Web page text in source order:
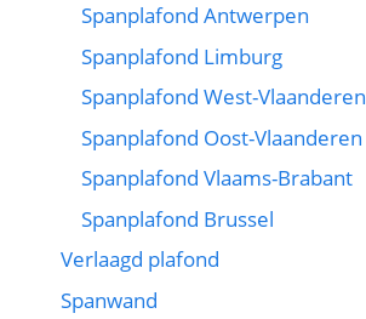
Spanplafond Antwerpen
Spanplafond Limburg
Spanplafond West-Vlaanderen
Spanplafond Oost-Vlaanderen
Spanplafond Vlaams-Brabant
Spanplafond Brussel
Verlaagd plafond
Spanwand